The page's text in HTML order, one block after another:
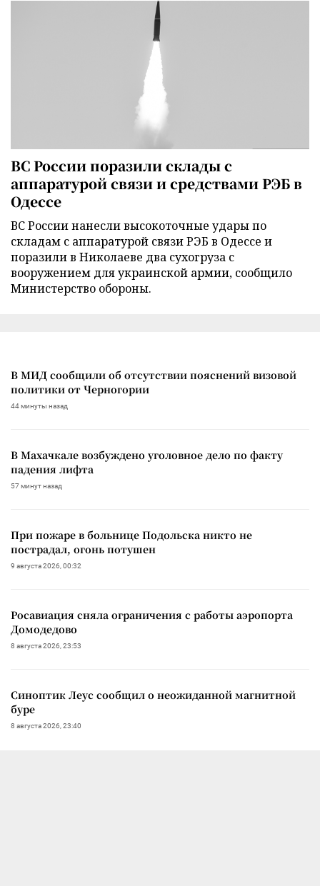
ВС России поразили склады с
аппаратурой связи и средствами РЭБ в
Одессе
ВС России нанесли высокоточные удары по
складам с аппаратурой связи РЭБ в Одессе и
поразили в Николаеве два сухогруза с
вооружением для украинской армии, сообщило
Министерство обороны.
В МИД сообщили об отсутствии пояснений визовой
политики от Черногории
44 минуты назад
В Махачкале возбуждено уголовное дело по факту
падения лифта
57 минут назад
При пожаре в больнице Подольска никто не
пострадал, огонь потушен
9 августа 2026, 00:32
Росавиация сняла ограничения с работы аэропорта
Домодедово
8 августа 2026, 23:53
Синоптик Леус сообщил о неожиданной магнитной
буре
8 августа 2026, 23:40